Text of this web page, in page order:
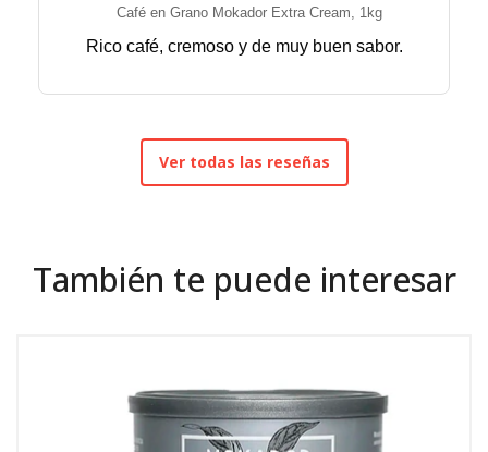
Café en Grano Mokador Extra Cream, 1kg
Rico café, cremoso y de muy buen sabor.
Ver todas las reseñas
También te puede interesar